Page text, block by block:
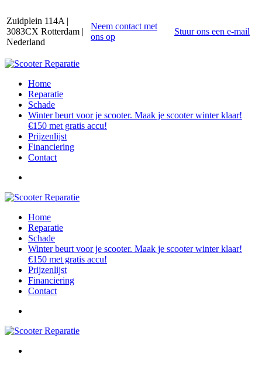
Zuidplein 114A |
3083CX Rotterdam |
Nederland
Neem contact met
ons op
Stuur ons een e-mail
Home
Reparatie
Schade
Winter beurt voor je scooter. Maak je scooter winter klaar!
€150 met gratis accu!
Prijzenlijst
Financiering
Contact
Home
Reparatie
Schade
Winter beurt voor je scooter. Maak je scooter winter klaar!
€150 met gratis accu!
Prijzenlijst
Financiering
Contact